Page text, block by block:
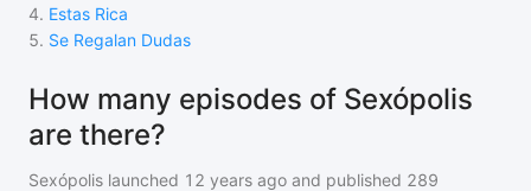
4. Estas Rica
5. Se Regalan Dudas
How many episodes of Sexópolis
are there?
Sexópolis launched 12 years ago and published 289